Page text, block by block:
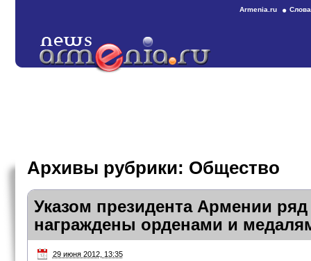
Armenia.ru
Архивы рубрики: Общество
Указом президента Армении
награждены орденами и
29 июня 2012, 13:35